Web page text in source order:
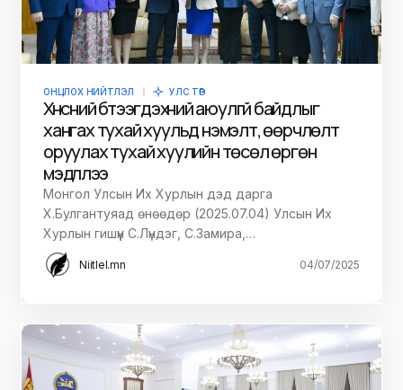
ОНЦЛОХ НИЙТЛЭЛ УЛС ТӨР
Хүнсний бүтээгдэхүүний аюулгүй байдлыг
хангах тухай хуульд нэмэлт, өөрчлөлт
оруулах тухай хуулийн төсөл өргөн
мэдүүллээ
Монгол Улсын Их Хурлын дэд дарга
Х.Булгантуяад өнөөдөр (2025.07.04) Улсын Их
Хурлын гишүүн С.Лүндэг, С.Замира,…
Niitlel.mn 04/07/2025